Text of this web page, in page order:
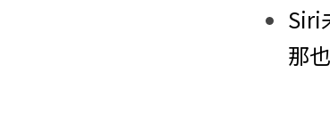
Siri
那